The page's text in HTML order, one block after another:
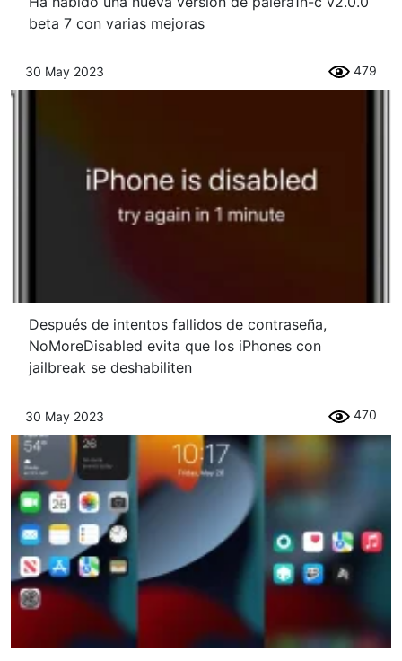
beta 7 con varias mejoras
30 May 2023 479
Después de intentos fallidos de contraseña,
NoMoreDisabled evita que los iPhones con
jailbreak se deshabiliten
30 May 2023 470